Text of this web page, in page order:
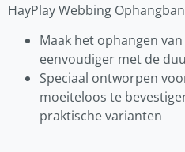
HayPlay Webbing
Maak het ophangen
eenvoudiger met de
Speciaal ontworpen
moeiteloos te
praktische varianten